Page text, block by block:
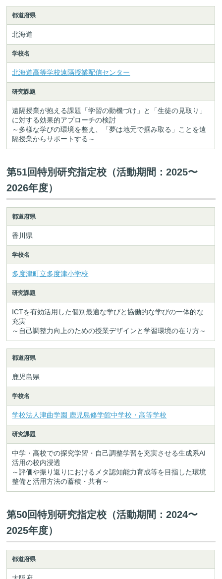
都道府県
北海道
学校名
北海道高等学校遠隔授業配信センター
研究課題
遠隔授業が抱える課題「学習の動機づけ」と「生徒の見取り」
に対する効果的アプローチの検討
～多様な学びの環境を整え、「夢は地元で掴み取る」ことを遠
隔授業からサポートする～
第51回特別研究指定校（活動期間：2025〜
2026年度）
都道府県
香川県
学校名
多度津町立多度津小学校
研究課題
ICTを有効活用した個別最適な学びと協働的な学びの一体的な
充実
～自己調整力向上のための授業デザインと学習環境の在り方～
都道府県
鹿児島県
学校名
学校法人津曲学園 鹿児島修学館中学校・高等学校
研究課題
中学・高校での探究学習・自己調整学習を充実させる生成系AI
活用の校内浸透
～評価や振り返りにおけるメタ認知能力育成等を目指した環境
整備と活用方法の蓄積・共有～
第50回特別研究指定校（活動期間：2024〜
2025年度）
都道府県